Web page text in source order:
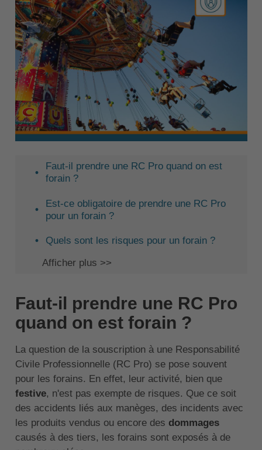
Faut-il prendre une RC Pro quand on est
forain ?
Est-ce obligatoire de prendre une RC Pro
pour un forain ?
Quels sont les risques pour un forain ?
Afficher plus >>
Faut-il prendre une RC Pro
quand on est forain ?
La question de la souscription à une Responsabilité
Civile Professionnelle (RC Pro) se pose souvent
pour les forains. En effet, leur activité, bien que
festive, n'est pas exempte de risques. Que ce soit
des accidents liés aux manèges, des incidents avec
les produits vendus ou encore des dommages
causés à des tiers, les forains sont exposés à de